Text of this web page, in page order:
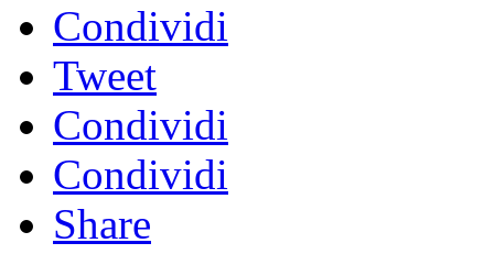
Condividi
Tweet
Condividi
Condividi
Share